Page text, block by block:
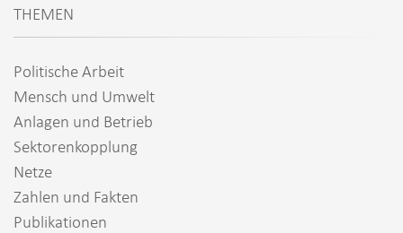
THEMEN
Politische Arbeit
Mensch und Umwelt
Anlagen und Betrieb
Sektorenkopplung
Netze
Zahlen und Fakten
Publikationen